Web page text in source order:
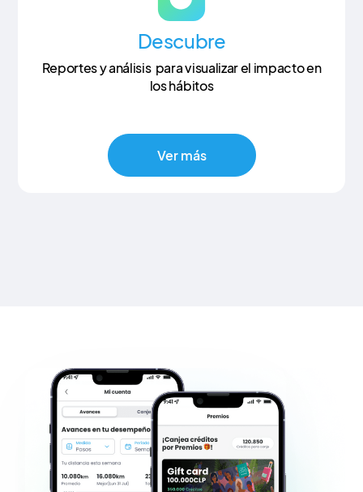
Descubre
Reportes y análisis para visualizar el impacto en
los hábitos
Ver más